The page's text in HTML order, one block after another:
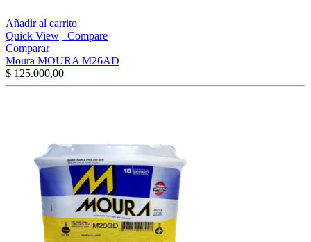
Añadir al carrito
Quick View
Compare
Comparar
Moura MOURA M26AD
$ 125.000,00